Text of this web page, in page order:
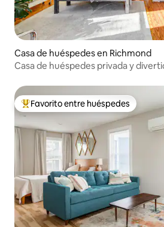
Casa de huéspedes en Richmond
Casa de huéspedes privada y
Favorito entre huéspedes preferido
Favorito entre huéspedes